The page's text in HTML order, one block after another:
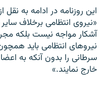
اين روزنامه در ادامه به
«نيروى انتظامى برخلاف
آشكار مواجه نيست بلكه
نيروهاى انتظامى بايد
سرطانى را بدون آنكه به
خارج نمايند.»